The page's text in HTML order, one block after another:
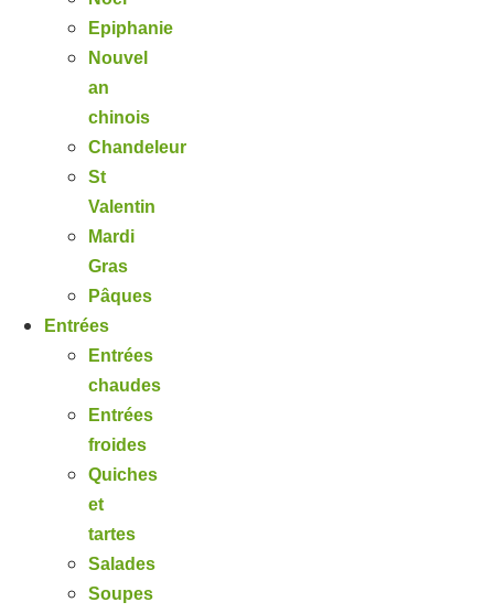
Epiphanie
Nouvel
an
chinois
Chandeleur
St
Valentin
Mardi
Gras
Pâques
Entrées
Entrées
chaudes
Entrées
froides
Quiches
et
tartes
Salades
Soupes